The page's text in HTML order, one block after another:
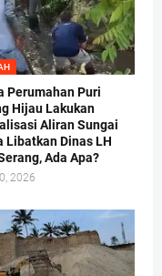
Perumahan Puri
Hijau Lakukan
Aliran Sungai
Libatkan Dinas LH
Ada Apa?
2026